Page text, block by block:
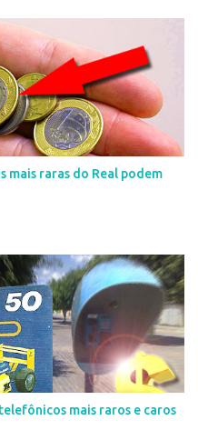
mais raras do Real podem
mais raros e caros